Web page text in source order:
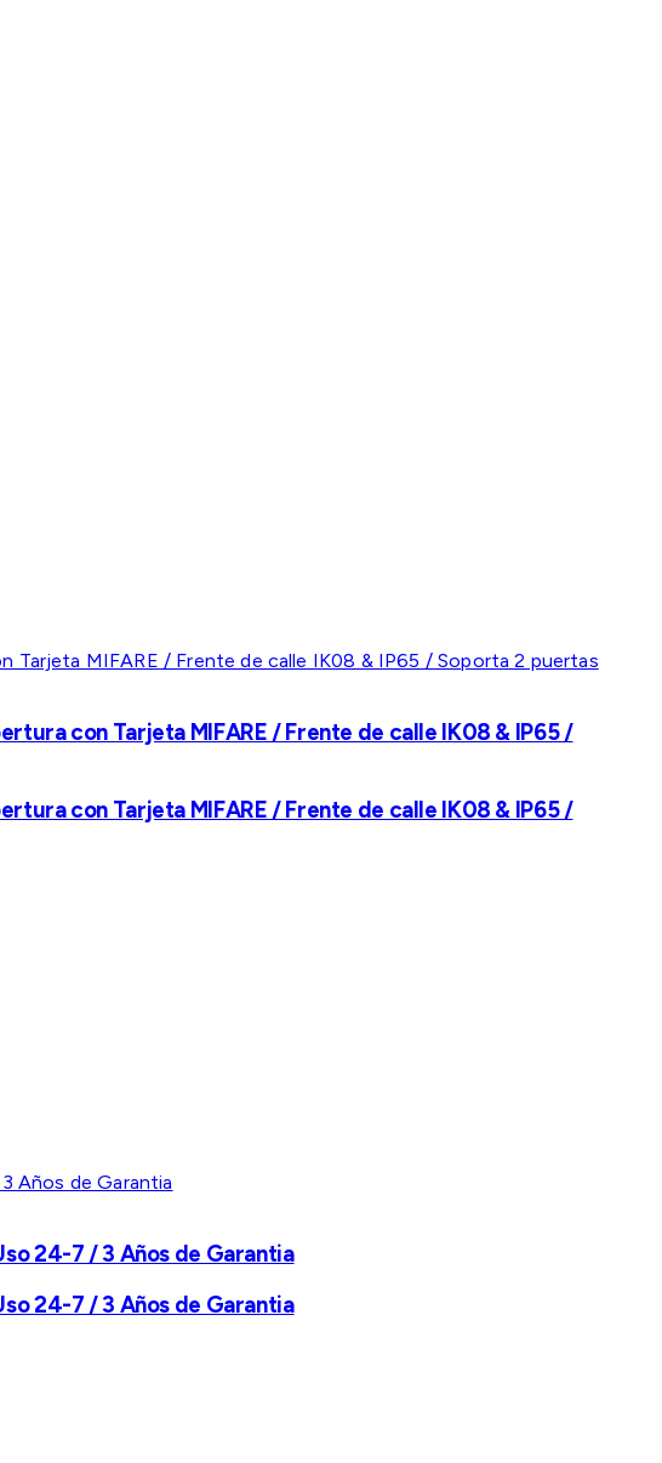
con Tarjeta MIFARE / Frente de calle IK08 & IP65 /
con Tarjeta MIFARE / Frente de calle IK08 & IP65 /
24-7 / 3 Años de Garantia
24-7 / 3 Años de Garantia